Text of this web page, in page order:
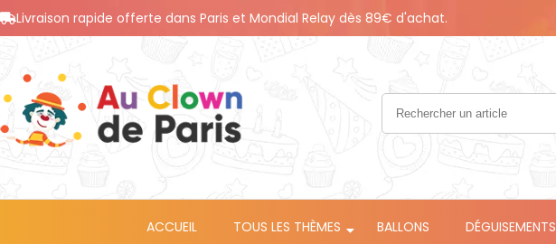
Livraison rapide offerte dans Paris et Mondial Relay dès 89€ d'achat.
ACCUEIL TOUS LES THÈMES BALLONS DÉGUISEMENTS